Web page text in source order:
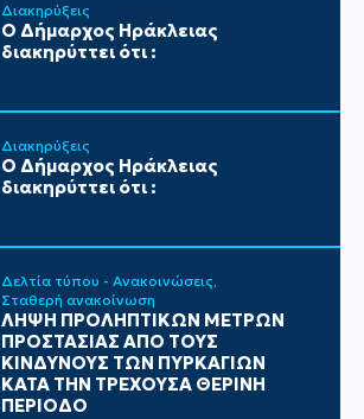
Διακηρύξεις
Ο Δήμαρχος Ηράκλειας
διακηρύττει ότι :
Διακηρύξεις
Ο Δήμαρχος Ηράκλειας
διακηρύττει ότι :
Δελτία τύπου - Ανακοινώσεις
Σταθερή ανακοίνωση
ΛΗΨΗ ΠΡΟΛΗΠΤΙΚΩΝ ΜΕΤΡΩΝ
ΠΡΟΣΤΑΣΙΑΣ ΑΠΟ ΤΟΥΣ
ΚΙΝΔΥΝΟΥΣ ΤΩΝ ΠΥΡΚΑΓΙΩΝ
ΚΑΤΑ ΤΗΝ ΤΡΕΧΟΥΣΑ ΘΕΡΙΝΗ
ΠΕΡΙΟΔΟ